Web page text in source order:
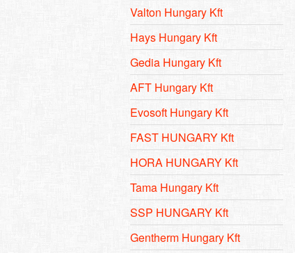
Valton Hungary Kft
Hays Hungary Kft
Gedia Hungary Kft
AFT Hungary Kft
Evosoft Hungary Kft
FAST HUNGARY Kft
HORA HUNGARY Kft
Tama Hungary Kft
SSP HUNGARY Kft
Gentherm Hungary Kft